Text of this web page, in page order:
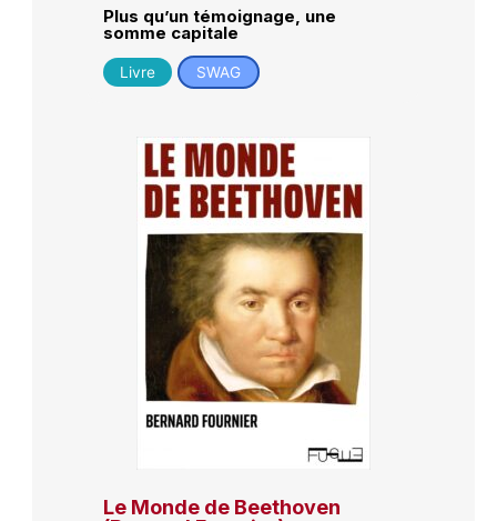
Plus qu’un témoignage, une
somme capitale
Livre SWAG
Le Monde de Beethoven